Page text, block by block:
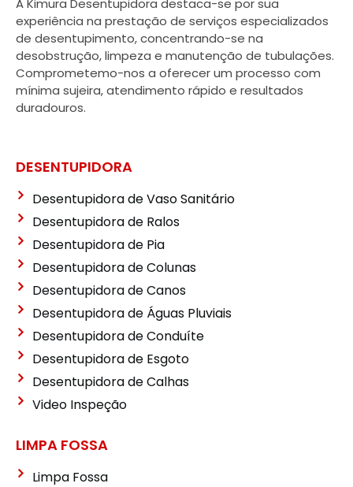
A Kimura Desentupidora destaca-se por sua
experiência na prestação de serviços especializados
de desentupimento, concentrando-se na
desobstrução, limpeza e manutenção de tubulações.
Comprometemo-nos a oferecer um processo com
mínima sujeira, atendimento rápido e resultados
duradouros.
DESENTUPIDORA
Desentupidora de Vaso Sanitário
Desentupidora de Ralos
Desentupidora de Pia
Desentupidora de Colunas
Desentupidora de Canos
Desentupidora de Águas Pluviais
Desentupidora de Conduíte
Desentupidora de Esgoto
Desentupidora de Calhas
Video Inspeção
LIMPA FOSSA
Limpa Fossa